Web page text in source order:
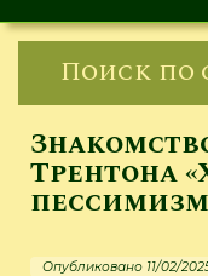
Поиск по
Трентона
Опубликовано 11/02/